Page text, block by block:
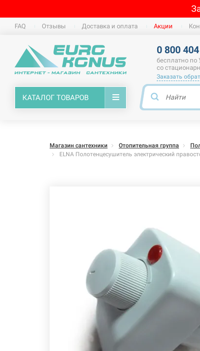
FAQ Отзывы Доставка и оплата Акции
0 800
бесплатно по
со
Заказать
КАТАЛОГ ТОВАРОВ
Магазин сантехники Отопительная группа
ELNA Полотенцесушитель электрический